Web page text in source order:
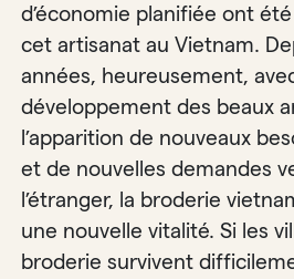
d’économie planifiée ont
cet artisanat au Vietnam.
années, heureusement,
développement des beaux
l’apparition de nouveaux
et de nouvelles demandes
l’étranger, la broderie
une nouvelle vitalité. Si les
broderie survivent